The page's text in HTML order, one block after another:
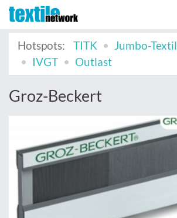
Hotspots:
TITK Jumbo-Textil
IVGT
Outlast
Groz-Beckert